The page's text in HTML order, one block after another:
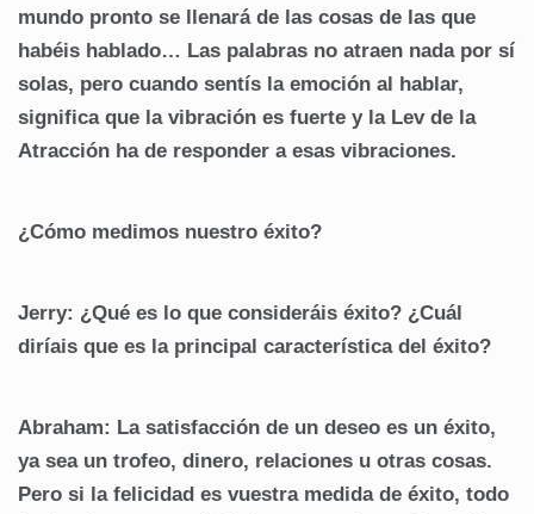
mundo pronto se llenará de las cosas de las que
habéis hablado… Las palabras no atraen nada por sí
solas, pero cuando sentís la emoción al hablar,
significa que la vibración es fuerte y la Lev de la
Atracción ha de responder a esas vibraciones.
¿Cómo medimos nuestro éxito?
Jerry: ¿Qué es lo que consideráis éxito? ¿Cuál
diríais que es la principal característica del éxito?
Abraham: La satisfacción de un deseo es un éxito,
ya sea un trofeo, dinero, relaciones u otras cosas.
Pero si la felicidad es vuestra medida de éxito, todo